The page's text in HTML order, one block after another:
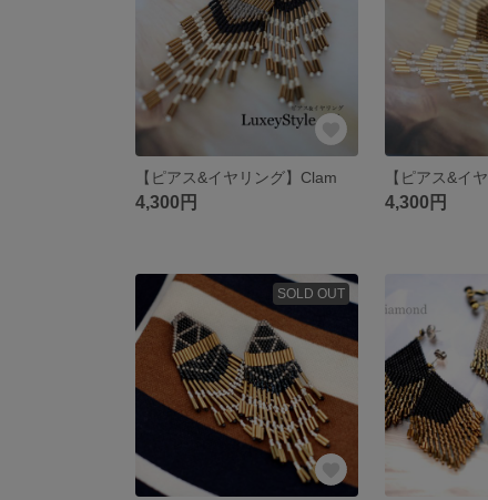
【ピアス&イヤリング】Clam
4,300円 4,300円
SOLD OUT